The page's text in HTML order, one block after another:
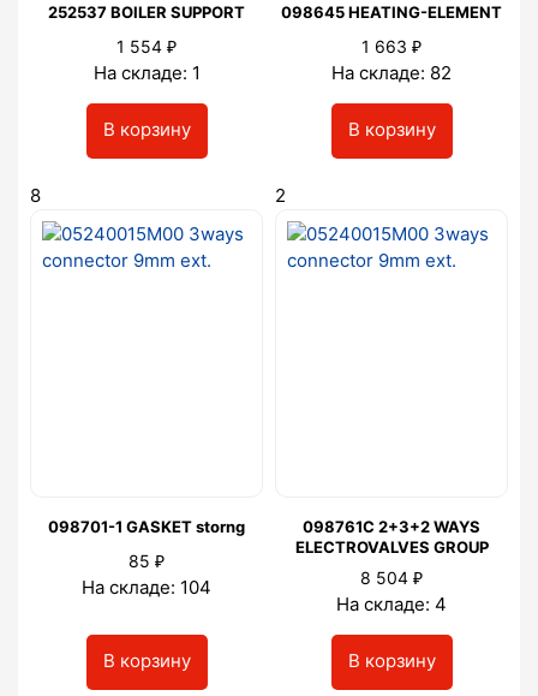
252537 BOILER SUPPORT
1 554 ₽
На складе: 1
В корзину
098645 HEATING-ELEMENT
1 663 ₽
На складе: 82
В корзину
8
098701-1 GASKET storng
85 ₽
На складе: 104
В корзину
2
098761C 2+3+2 WAYS
ELECTROVALVES GROUP
8 504 ₽
На складе: 4
В корзину